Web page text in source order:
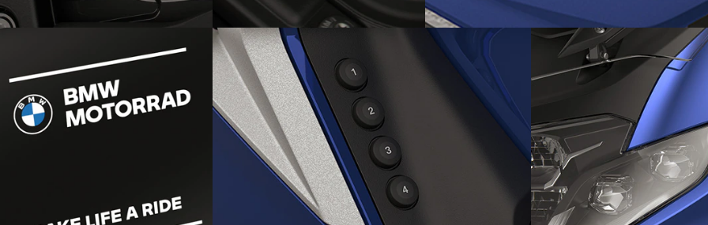
Compensation automatique
de la position de conduite
Compartiment de recharge
pour smartphone intégré
Style Sport